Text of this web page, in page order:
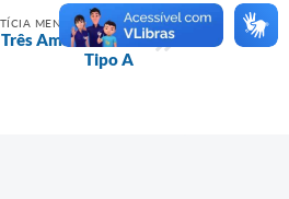
MENOS RECENTE
Ambulâncias
Tipo A